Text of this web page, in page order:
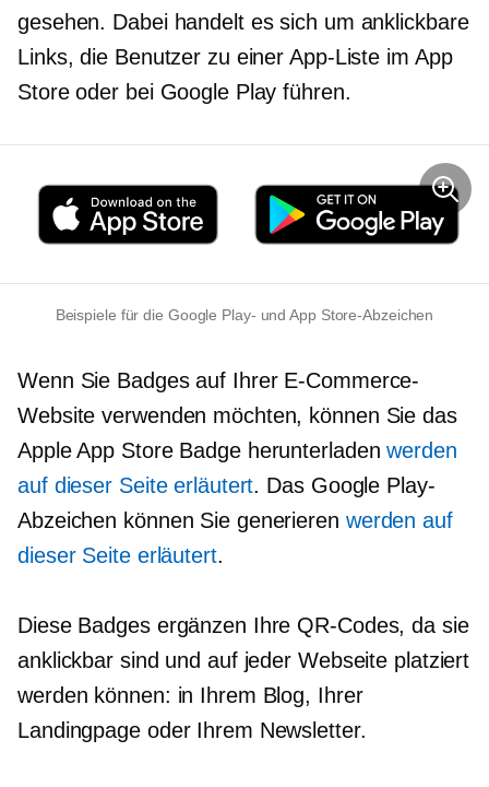
gesehen. Dabei handelt es sich um anklickbare
Links, die Benutzer zu einer App-Liste im App
Store oder bei Google Play führen.
Beispiele für die Google Play- und App Store-Abzeichen
Wenn Sie Badges auf Ihrer E-Commerce-
Website verwenden möchten, können Sie das
Apple App Store Badge herunterladenwerden
auf dieser Seite erläutert. Das Google Play-
Abzeichen können Sie generieren werden auf
dieser Seite erläutert.
Diese Badges ergänzen Ihre QR-Codes, da sie
anklickbar sind und auf jeder Webseite platziert
werden können: in Ihrem Blog, Ihrer
Landingpage oder Ihrem Newsletter.